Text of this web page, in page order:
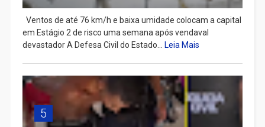
Ventos de até 76 km/h e baixa umidade colocam a capital
em Estágio 2 de risco uma semana após vendaval
devastador A Defesa Civil do Estado... Leia Mais
5